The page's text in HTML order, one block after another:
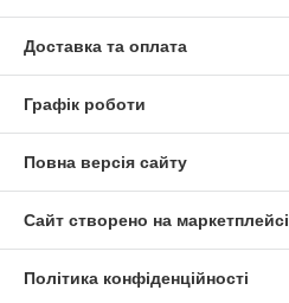
Доставка та оплата
Графік роботи
Повна версія сайту
Сайт створено на маркетплейсі
Політика конфіденційності